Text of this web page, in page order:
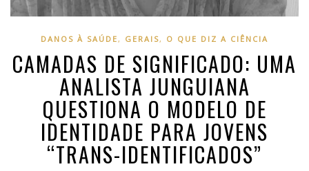
DANOS À SAÚDE, GERAIS, O QUE DIZ A CIÊNCIA
CAMADAS DE SIGNIFICADO: UMA
ANALISTA JUNGUIANA
QUESTIONA O MODELO DE
IDENTIDADE PARA JOVENS
“TRANS-IDENTIFICADOS”